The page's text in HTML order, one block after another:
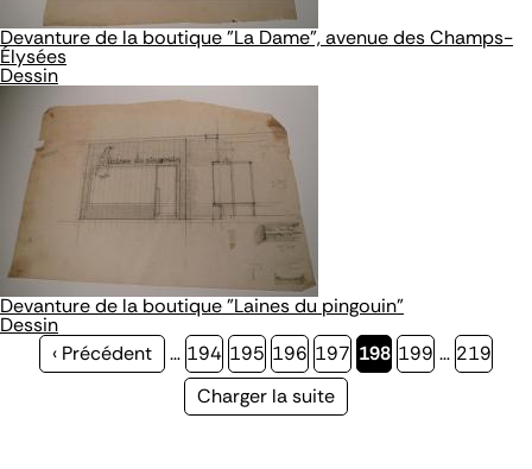
Devanture de la boutique "La Dame", avenue des Champs-
Élysées
Dessin
Devanture de la boutique "Laines du pingouin"
Dessin
Page
‹ Précédent … Page
194 Page
195 Page
196 Page
197 Page
198 Page
199 … Page
219
Page
Charger la suite